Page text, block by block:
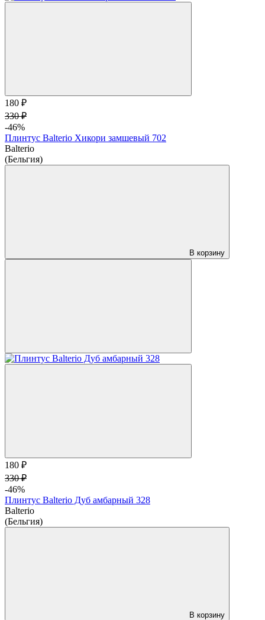
180 ₽
330 ₽
-46%
Плинтус Balterio Хикори замшевый 702
Balterio
(Бельгия)
В корзину
180 ₽
330 ₽
-46%
Плинтус Balterio Дуб амбарный 328
Balterio
(Бельгия)
В корзину